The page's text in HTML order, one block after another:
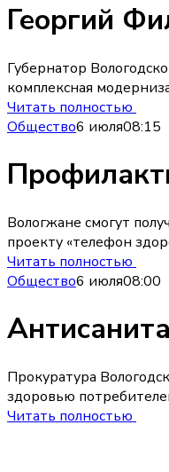
Георгий
Губернатор
комплексная
Читать полностью
Общество6 июля08:15
Вологжане смогут
проекту «телефон
Читать полностью
Общество6 июля08:00
Прокуратура
здоровью
Читать полностью